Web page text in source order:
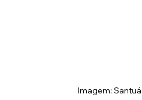
Imagem: